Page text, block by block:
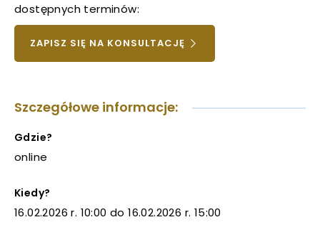
uwaga, link otwiera się w nowej karcie
uwaga, link otwiera się w nowej karcie
uwaga, link otwiera się w nowej karcie
dostępnych terminów:
ZAPISZ SIĘ NA KONSULTACJĘ UWAGA,
W
Szczegółowe informacje:
Gdzie?
online
Kiedy?
16.02.2026 r. 10:00 do 16.02.2026 r. 15:00